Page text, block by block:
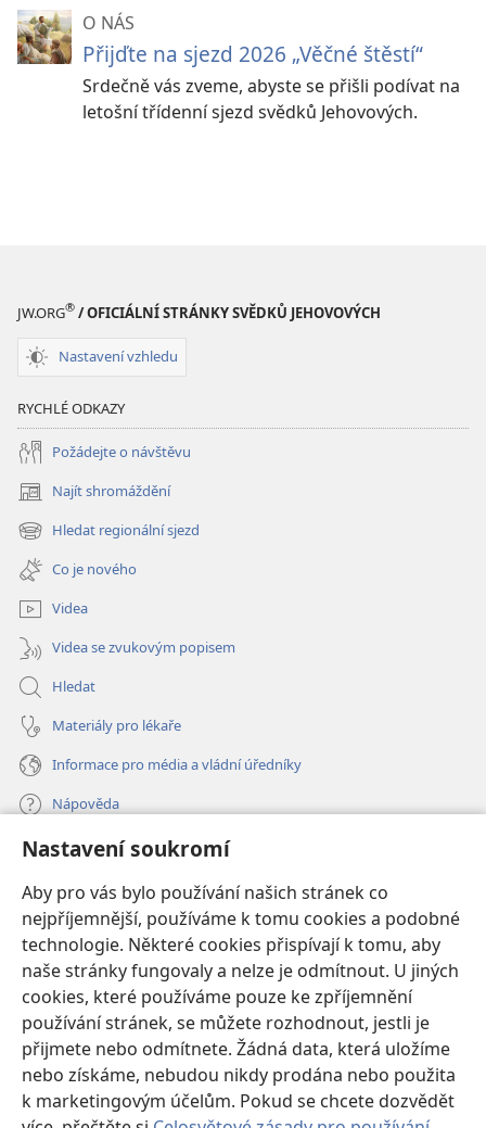
Nastavení soukromí
Aby pro vás bylo používání našich stránek co
nejpříjemnější, používáme k tomu cookies a podobné
technologie. Některé cookies přispívají k tomu, aby
naše stránky fungovaly a nelze je odmítnout. U jiných
cookies, které používáme pouze ke zpříjemnění
používání stránek, se můžete rozhodnout, jestli je
přijmete nebo odmítnete. Žádná data, která uložíme
nebo získáme, nebudou nikdy prodána nebo použita
k marketingovým účelům. Pokud se chcete dozvědět
O NÁS
Přijďte na sjezd 2026 „Věčné štěstí“
Srdečně vás zveme, abyste se přišli podívat na
letošní třídenní sjezd svědků Jehovových.
JW.ORG® / OFICIÁLNÍ STRÁNKY SVĚDKŮ JEHOVOVÝCH
Nastavení vzhledu
RYCHLÉ ODKAZY
Požádejte o návštěvu
Najít shromáždění
(otevřeno
nové
okno)
Hledat regionální sjezd
(otevřeno
nové
okno)
Co je nového
Videa
Videa se zvukovým popisem
Hledat
Materiály pro lékaře
Informace pro média a vládní úředníky
Nápověda
Dary
nové
okno) ONLINE KNIHOVNA Strážné věže
(otevřeno
nové
okno)JW Hub®
(otevřeno
nové
okno)JW Library
Watchtower Library